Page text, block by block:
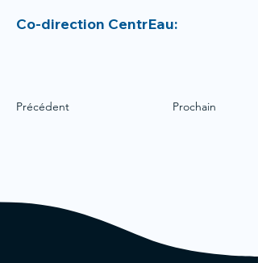
Co-direction CentrEau:
Précédent Prochain